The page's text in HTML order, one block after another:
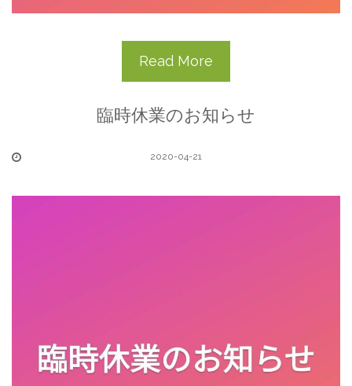
Read More
臨時休業のお知らせ
2020-04-21